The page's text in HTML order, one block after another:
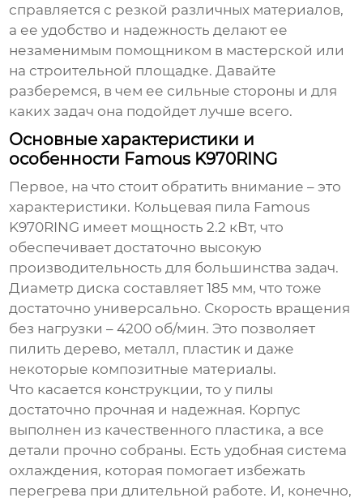
справляется с резкой различных материалов,
а ее удобство и надежность делают ее
незаменимым помощником в мастерской или
на строительной площадке. Давайте
разберемся, в чем ее сильные стороны и для
каких задач она подойдет лучше всего.
Основные характеристики и
особенности Famous K970RING
Первое, на что стоит обратить внимание – это
характеристики. Кольцевая пила Famous
K970RING имеет мощность 2.2 кВт, что
обеспечивает достаточно высокую
производительность для большинства задач.
Диаметр диска составляет 185 мм, что тоже
достаточно универсально. Скорость вращения
без нагрузки – 4200 об/мин. Это позволяет
пилить дерево, металл, пластик и даже
некоторые композитные материалы.
Что касается конструкции, то у пилы
достаточно прочная и надежная. Корпус
выполнен из качественного пластика, а все
детали прочно собраны. Есть удобная система
охлаждения, которая помогает избежать
перегрева при длительной работе. И, конечно,